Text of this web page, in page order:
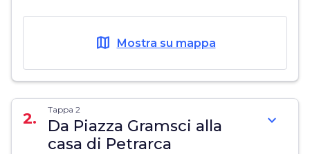
map Mostra su mappa
2. Tappa 2
Da Piazza Gramsci alla
casa di Petrarca
expand_more